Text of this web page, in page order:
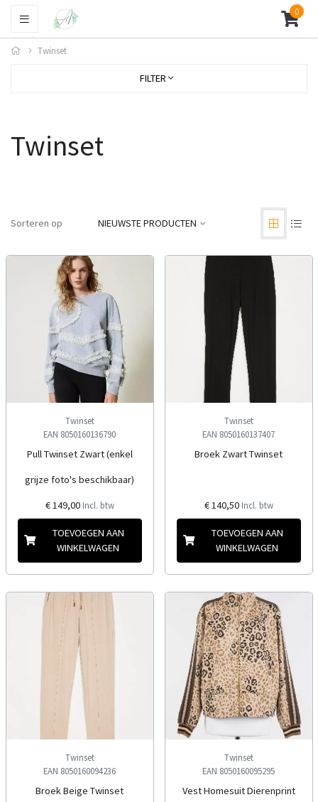
0
Twinset
FILTER
Twinset
Sorteren op NIEUWSTE PRODUCTEN
Twinset
EAN 8050160136790
Pull Twinset Zwart (enkel
grijze foto's beschikbaar)
€ 149,00 Incl. btw
TOEVOEGEN AAN
WINKELWAGEN
Twinset
EAN 8050160137407
Broek Zwart Twinset
€ 140,50 Incl. btw
TOEVOEGEN AAN
WINKELWAGEN
Twinset
EAN 8050160094236
Broek Beige Twinset
Twinset
EAN 8050160095295
Vest Homesuit Dierenprint